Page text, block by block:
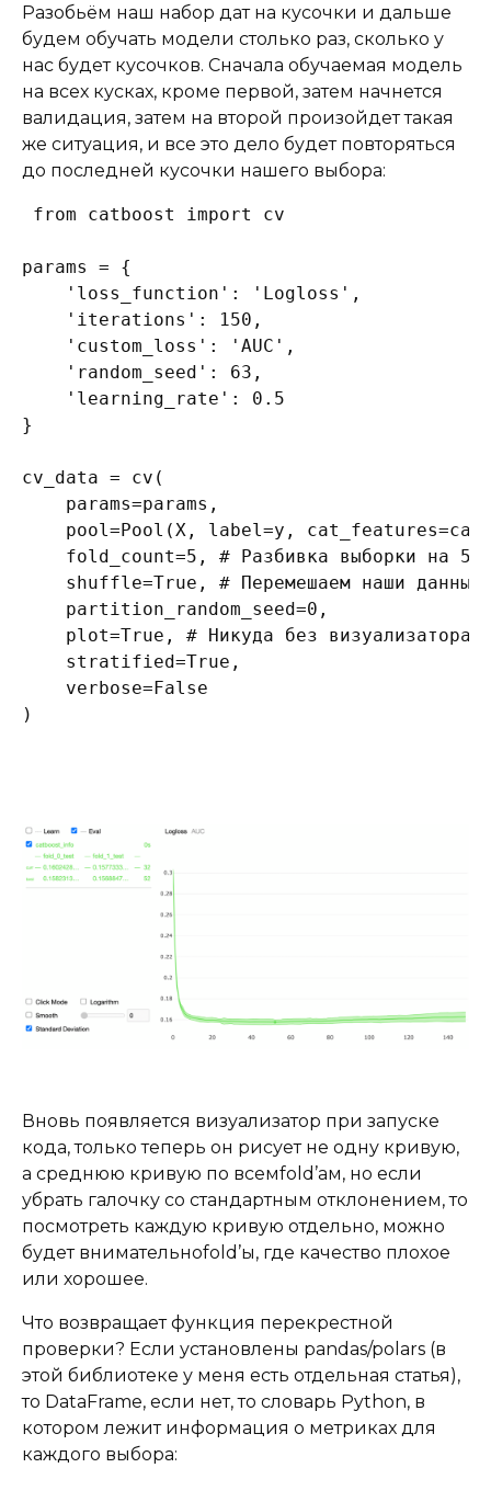
Разобьём наш набор дат на кусочки и дальше
будем обучать модели столько раз, сколько у
нас будет кусочков. Сначала обучаемая модель
на всех кусках, кроме первой, затем начнется
валидация, затем на второй произойдет такая
же ситуация, и все это дело будет повторяться
до последней кусочки нашего выбора:
from catboost import cv
params = {
    'loss_function': 'Logloss',
    'iterations': 150,
    'custom_loss': 'AUC',
    'random_seed': 63,
    'learning_rate': 0.5
}
cv_data = cv(
    params=params,
pool=Pool(X, label=y,
fold_count=5, # Разбивка выборки на 5
    shuffle=True, # Перемешаем наши данные
    partition_random_seed=0,
    plot=True, # Никуда без визуализатора
    stratified=True,
    verbose=False
)
Вновь появляется визуализатор при запуске
кода, только теперь он рисует не одну кривую,
а среднюю кривую по всемfold’ам, но если
убрать галочку со стандартным отклонением, то
посмотреть каждую кривую отдельно, можно
будет внимательноfold’ы, где качество плохое
или хорошее.
Что возвращает функция перекрестной
проверки? Если установлены pandas/polars (в
этой библиотеке у меня есть отдельная статья),
то DataFrame, если нет, то словарь Python, в
котором лежит информация о метриках для
каждого выбора: